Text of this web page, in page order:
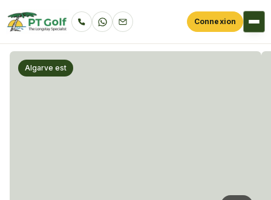
Connexion
Algarve est